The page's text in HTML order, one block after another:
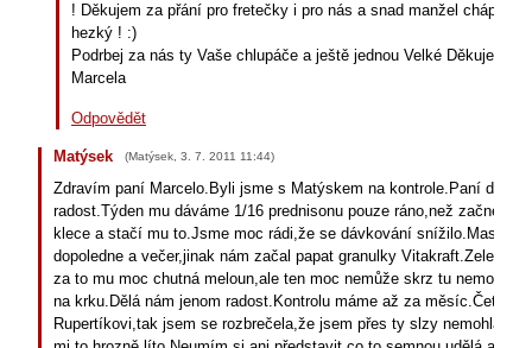
! Děkujem za přání pro fretečky i pro nás a snad manžel chápe,
hezký ! :)
Podrbej za nás ty Vaše chlupáče a ještě jednou Velké Děkujem!
Marcela
Odpovědět
Matýsek (Matýsek 3. 7. 2011 11:44)
Zdravím paní Marcelo.Byli jsme s Matýskem na kontrole.Paní
radost.Týden mu dáváme 1/16 prednisonu pouze ráno,než začne
klece a stačí mu to.Jsme moc rádi,že se dávkování
dopoledne a večer,jinak nám začal papat granulky Vitakraft.Zeleninu
za to mu moc chutná meloun,ale ten moc nemůže skrz tu
na krku.Dělá nám jenom radost.Kontrolu máme až za měsíc.Četla
Rupertíkovi,tak jsem se rozbrečela,že jsem přes ty slzy nemohla